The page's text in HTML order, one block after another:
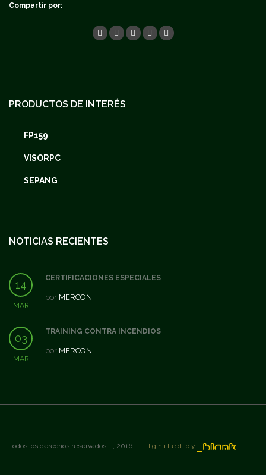
Compartir por:
PRODUCTOS DE INTERÉS
FP159
VISORPC
SEPANG
NOTICIAS RECIENTES
14
MAR
CERTIFICACIONES ESPECIALES
por MERCON
03
MAR
TRAINING CONTRA INCENDIOS
por MERCON
Todos los derechos reservados - , 2016 :: I g n i t e d b y